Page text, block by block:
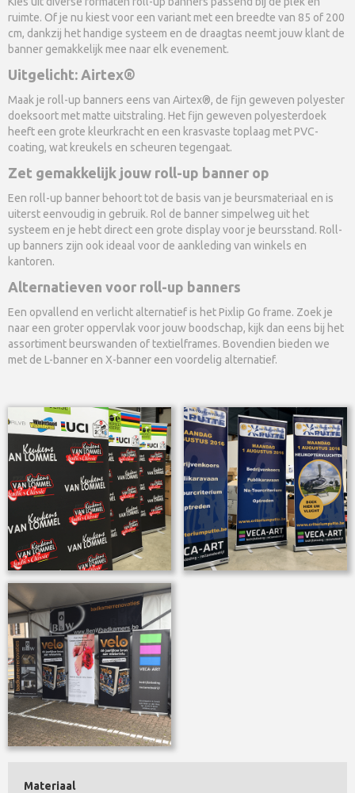
ruimte. Of je nu kiest voor een variant met een breedte van 85 of 200
cm, dankzij het handige systeem en de draagtas neemt jouw klant de
banner gemakkelijk mee naar elk evenement.
Uitgelicht: Airtex®
Maak je roll-up banners eens van Airtex®, de fijn geweven polyester
doeksoort met matte uitstraling. Het fijn geweven polyesterdoek
heeft een grote kleurkracht en een krasvaste toplaag met PVC-
coating, wat kreukels en scheuren tegengaat.
Zet gemakkelijk jouw roll-up banner op
Een roll-up banner behoort tot de basis van je beursmateriaal en is
uiterst eenvoudig in gebruik. Rol de banner simpelweg uit het
systeem en je hebt direct een grote display voor je beursstand. Roll-
up banners zijn ook ideaal voor de aankleding van winkels en
kantoren.
Alternatieven voor roll-up banners
Een opvallend en verlicht alternatief is het Pixlip Go frame. Zoek je
naar een groter oppervlak voor jouw boodschap, kijk dan eens bij het
assortiment beurswanden of textielframes. Bovendien bieden we
met de L-banner en X-banner een voordelig alternatief.
Materiaal